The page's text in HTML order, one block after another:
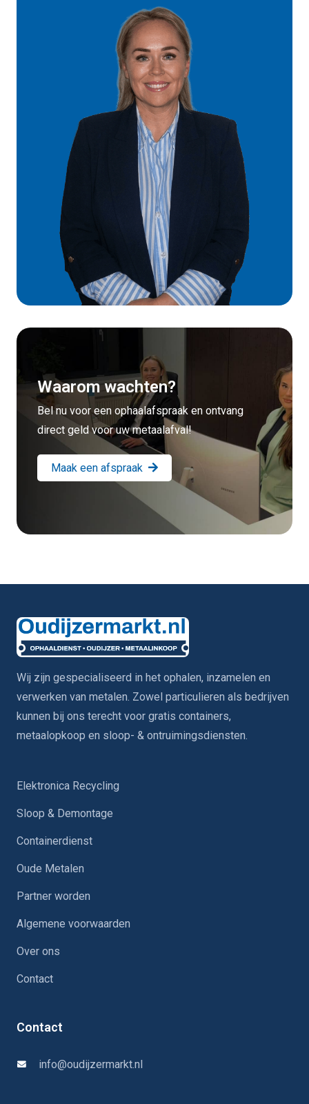
Waarom wachten?
Bel nu voor een ophaalafspraak en ontvang
direct geld voor uw metaalafval!
Maak een afspraak
Wij zijn gespecialiseerd in het ophalen, inzamelen en
verwerken van metalen. Zowel particulieren als bedrijven
kunnen bij ons terecht voor gratis containers,
metaalopkoop en sloop- & ontruimingsdiensten.
Elektronica Recycling
Sloop & Demontage
Containerdienst
Oude Metalen
Partner worden
Algemene voorwaarden
Over ons
Contact
Contact
info@oudijzermarkt.nl